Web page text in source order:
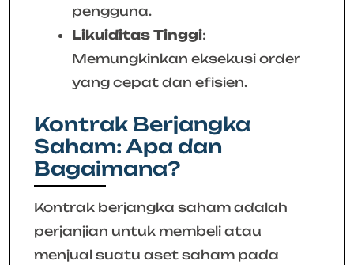
pengguna.
Likuiditas Tinggi:
Memungkinkan eksekusi order
yang cepat dan efisien.
Kontrak Berjangka
Saham: Apa dan
Bagaimana?
Kontrak berjangka saham adalah
perjanjian untuk membeli atau
menjual suatu aset saham pada